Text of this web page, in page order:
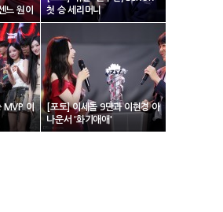
느 원이
첫 승 세리머니
MVP 이
[포토] 이세돌 9단과 이현경 아
나운서 '화기애애'